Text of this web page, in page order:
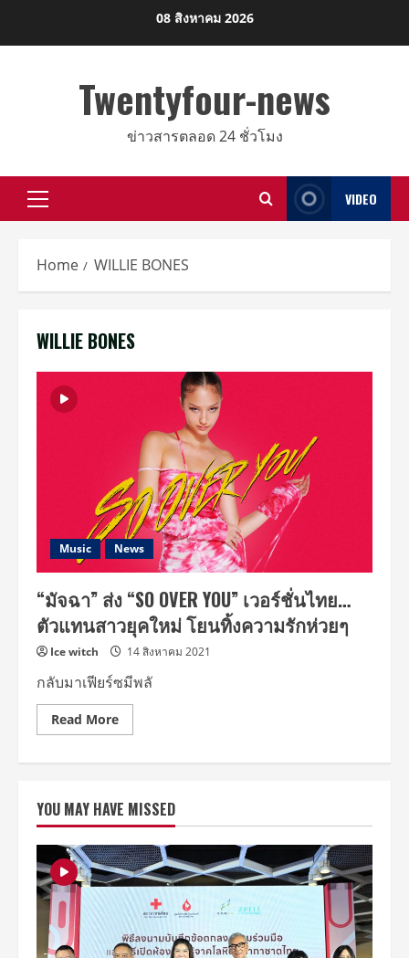
08 สิงหาคม 2026
Twentyfour-news
ข่าวสารตลอด 24 ชั่วโมง
Primary
VIDEO
Home WILLIE BONES
WILLIE BONES
Music News
“มัจฉา” ส่ง “SO OVER YOU” เวอร์ชั่นไทย…
ตัวแทนสาวยุคใหม่ โยนทิ้งความรักห่วยๆ
Ice witch 14 สิงหาคม 2021
กลับมาเฟียร์ซมีพลั
Read MoreRead
more
YOU”
เวอร์ชั่น
ไทย…
ตัวแทน
สาว
ยุค
ใหม่
โยน
ทิ้ง
ความ
รัก
ห่วยๆ
YOU MAY HAVE MISSED